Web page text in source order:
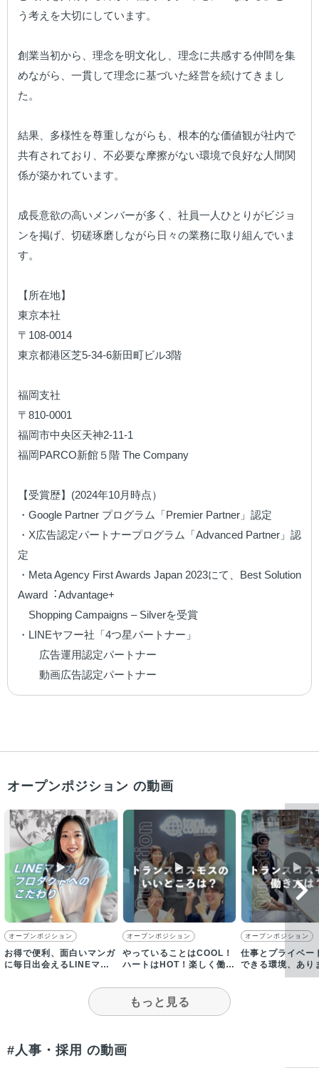
う考えを大切にしています。
創業当初から、理念を明文化し、理念に共感する仲間を集
めながら、一貫して理念に基づいた経営を続けてきまし
た。
結果、多様性を尊重しながらも、根本的な価値観が社内で
共有されており、不必要な摩擦がない環境で良好な人間関
係が築かれています。
成長意欲の高いメンバーが多く、社員一人ひとりがビジョ
ンを掲げ、切磋琢磨しながら日々の業務に取り組んでいま
す。
【所在地】
東京本社
〒108-0014
東京都港区芝5-34-6新田町ビル3階
福岡支社
〒810-0001
福岡市中央区天神2-11-1
福岡PARCO新館５階 The Company
【受賞歴】(2024年10月時点）
・Google Partner プログラム「Premier Partner」認定
・X広告認定パートナープログラム「Advanced Partner」認
定
・Meta Agency First Awards Japan 2023にて、Best Solution
Award︓Advantage+
Shopping Campaigns – Silverを受賞
・LINEヤフー社「4つ星パートナー」
広告運用認定パートナー
動画広告認定パートナー
オープンポジション の動画
▶︎
オープンポジション
お得で便利、面白いマンガ
に毎日出会えるLINEマン
▶︎
オープンポジション
やっていることはCOOL！
ハートはHOT！楽しく働け
▶︎
オープンポジション
仕事とプライベー
できる環境、あり
期的なキャリア形
もっと見る
#人事・採用 の動画